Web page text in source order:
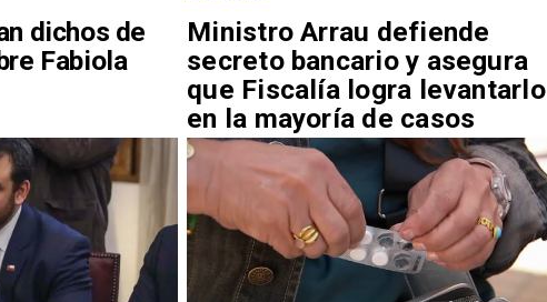
dichos de
Fabiola
Ministro Arrau defiende
secreto bancario y asegura
que Fiscalía logra levantarlo
en la mayoría de casos